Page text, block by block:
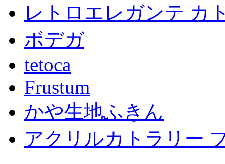
レトロエレガンテ カ
ボデガ
tetoca
Frustum
かや生地ふきん
アクリルカトラリー